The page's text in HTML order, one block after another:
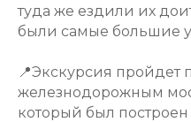
туда же ездили их
были самые большие
📍Экскурсия пройдет
железнодорожным
который был построен